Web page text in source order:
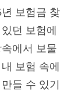
보험금 찾
던 보험에
에서 보물
보험 속에
들 수 있기